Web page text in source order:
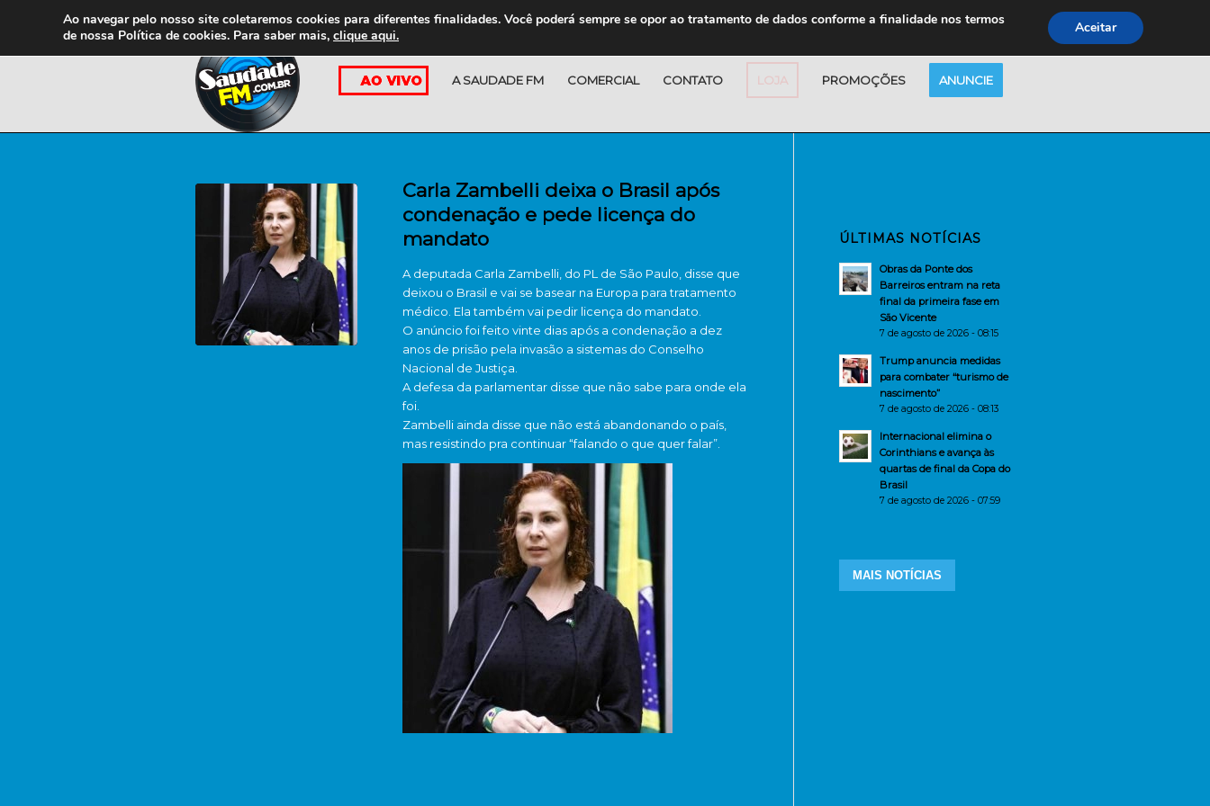
A SAUDADE FM COMERCIAL CONTATO LOJA PROMOÇÕES ANUNCIE
Carla Zambelli deixa o Brasil após
condenação e pede licença do
mandato
A deputada Carla Zambelli, do PL de São Paulo, disse que
deixou o Brasil e vai se basear na Europa para tratamento
médico. Ela também vai pedir licença do mandato.
O anúncio foi feito vinte dias após a condenação a dez
anos de prisão pela invasão a sistemas do Conselho
Nacional de Justiça.
A defesa da parlamentar disse que não sabe para onde ela
foi.
Zambelli ainda disse que não está abandonando o país,
mas resistindo pra continuar “falando o que quer falar”.
ÚLTIMAS NOTÍCIAS
Obras da Ponte dos
Barreiros entram na reta
final da primeira fase em
São Vicente
7 de agosto de 2026 - 08:15
Trump anuncia medidas
para combater “turismo de
nascimento”
7 de agosto de 2026 - 08:13
Internacional elimina o
Corinthians e avança às
quartas de final da Copa do
Brasil
7 de agosto de 2026 - 07:59
MAIS NOTÍCIAS
Ao navegar pelo nosso site coletaremos cookies para diferentes finalidades. Você poderá sempre se opor ao tratamento de dados conforme a finalidade nos termos
de nossa Política de cookies. Para saber mais, clique aqui. Aceitar